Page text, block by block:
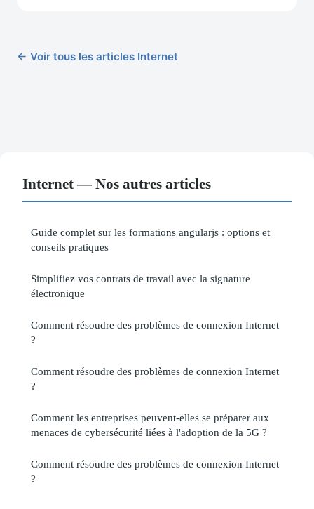
← Voir tous les articles Internet
Internet — Nos autres articles
Guide complet sur les formations angularjs : options et
conseils pratiques
Simplifiez vos contrats de travail avec la signature
électronique
Comment résoudre des problèmes de connexion Internet
?
Comment résoudre des problèmes de connexion Internet
?
Comment les entreprises peuvent-elles se préparer aux
menaces de cybersécurité liées à l'adoption de la 5G ?
Comment résoudre des problèmes de connexion Internet
?